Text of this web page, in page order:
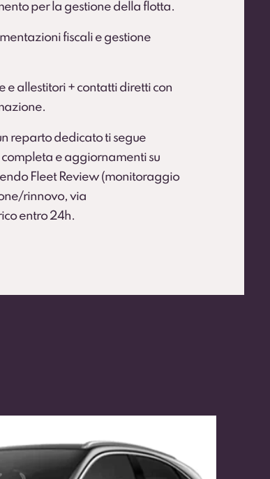
per la gestione della flotta.
fiscali e gestione
e allestitori + contatti diretti con
reparto dedicato ti segue
e aggiornamenti su
Fleet Review (monitoraggio
rinnovo, via
entro 24h.